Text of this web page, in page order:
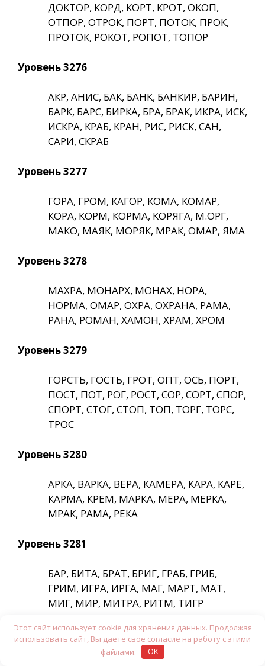
ДОКТОР, КОРД, КОРТ, КРОТ, ОКОП,
ОТПОР, ОТРОК, ПОРТ, ПОТОК, ПРОК,
ПРОТОК, РОКОТ, РОПОТ, ТОПОР
Уровень 3276
АКР, АНИС, БАК, БАНК, БАНКИР, БАРИН,
БАРК, БАРС, БИРКА, БРА, БРАК, ИКРА, ИСК,
ИСКРА, КРАБ, КРАН, РИС, РИСК, САН,
САРИ, СКРАБ
Уровень 3277
ГОРА, ГРОМ, КАГОР, КОМА, КОМАР,
КОРА, КОРМ, КОРМА, КОРЯГА, М.ОРГ,
МАКО, МАЯК, МОРЯК, МРАК, ОМАР, ЯМА
Уровень 3278
МАХРА, МОНАРХ, МОНАХ, НОРА,
НОРМА, ОМАР, ОХРА, ОХРАНА, РАМА,
РАНА, РОМАН, ХАМОН, ХРАМ, ХРОМ
Уровень 3279
ГОРСТЬ, ГОСТЬ, ГРОТ, ОПТ, ОСЬ, ПОРТ,
ПОСТ, ПОТ, РОГ, РОСТ, СОР, СОРТ, СПОР,
СПОРТ, СТОГ, СТОП, ТОП, ТОРГ, ТОРС,
ТРОС
Уровень 3280
АРКА, ВАРКА, ВЕРА, КАМЕРА, КАРА, КАРЕ,
КАРМА, КРЕМ, МАРКА, МЕРА, МЕРКА,
МРАК, РАМА, РЕКА
Уровень 3281
БАР, БИТА, БРАТ, БРИГ, ГРАБ, ГРИБ,
ГРИМ, ИГРА, ИРГА, МАГ, МАРТ, МАТ,
МИГ, МИР, МИТРА, РИТМ, ТИГР
Уровень 3282
ЕНОТ, КЛЕН, КЛОН, КОЛЕНО, КОТЕЛ,
Этот сайт использует cookie для хранения данных. Продолжая
использовать сайт, Вы даете свое согласие на работу с этими
файлами.
OK